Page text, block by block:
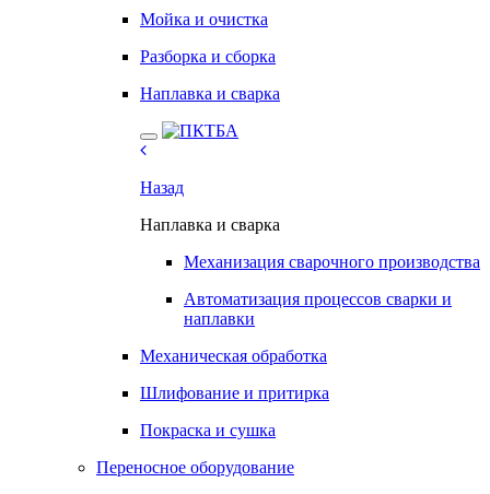
Мойка и очистка
Разборка и сборка
Наплавка и сварка
Назад
Наплавка и сварка
Механизация сварочного производства
Автоматизация процессов сварки и
наплавки
Механическая обработка
Шлифование и притирка
Покраска и сушка
Переносное оборудование